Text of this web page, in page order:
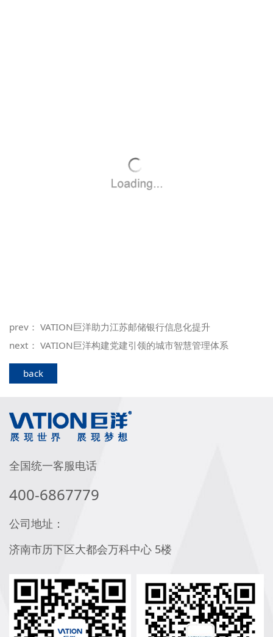
prev：VATION巨洋助力江苏邮储银行信息化提升
next：VATION巨洋构建党建引领的城市智慧管理体系
back
全国统一客服电话
400-6867779
公司地址：
济南市历下区大都会万科中心 5楼